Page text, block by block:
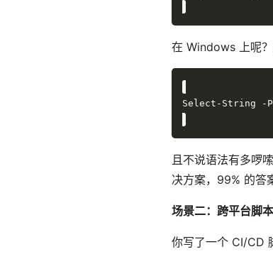
在 Windows 上呢
Select-String -
且不说语法有多啰
决方案，99% 的答
场景二：跨平台脚本
你写了一个 CI/CD